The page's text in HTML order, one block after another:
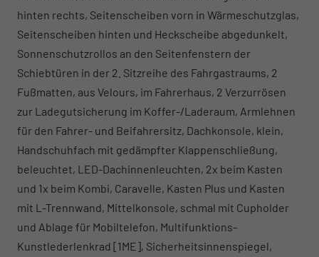
hinten rechts, Seitenscheiben vorn in Wärmeschutzglas,
Seitenscheiben hinten und Heckscheibe abgedunkelt,
Sonnenschutzrollos an den Seitenfenstern der
Schiebtüren in der 2. Sitzreihe des Fahrgastraums, 2
Fußmatten, aus Velours, im Fahrerhaus, 2 Verzurrösen
zur Ladegutsicherung im Koffer-/Laderaum, Armlehnen
für den Fahrer- und Beifahrersitz, Dachkonsole, klein,
Handschuhfach mit gedämpfter Klappenschließung,
beleuchtet, LED-Dachinnenleuchten, 2x beim Kasten
und 1x beim Kombi, Caravelle, Kasten Plus und Kasten
mit L-Trennwand, Mittelkonsole, schmal mit Cupholder
und Ablage für Mobiltelefon, Multifunktions-
Kunstlederlenkrad [1ME], Sicherheitsinnenspiegel,